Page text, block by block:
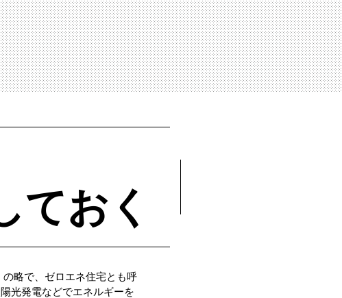
ておく
の略で、ゼロエネ住宅とも呼
光発電などでエネルギーを